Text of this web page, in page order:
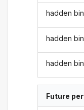
hadden
hadden
hadden
Future